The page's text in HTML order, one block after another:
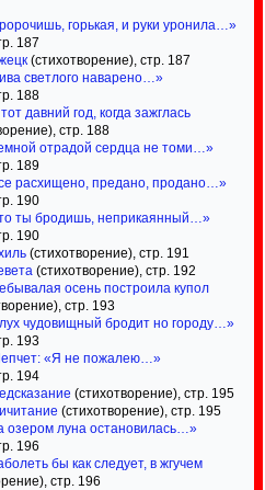
горькая, и руки уронила…»
187
(стихотворение), стр. 187
светлого наварено…»
188
давний год, когда зажглась
стр. 188
отрадой сердца не томи…»
189
расхищено, предано, продано…»
190
ты бродишь, неприкаянный…»
190
(стихотворение), стр. 191
(стихотворение), стр. 192
осень построила купол
стр. 193
чудовищный бродит но городу…»
193
«Я не пожалею…»
194
(стихотворение), стр. 195
(стихотворение), стр. 195
озером луна остановилась…»
196
бы как следует, в жгучем
стр. 196